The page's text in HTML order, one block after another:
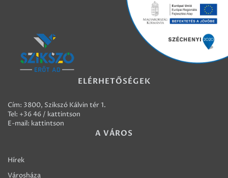
ELÉRHETŐSÉGEK
Cím: 3800, Szikszó Kálvin tér 1.
Tel: +36 46 / kattintson
E-mail: kattintson
A VÁROS
Hírek
Városháza